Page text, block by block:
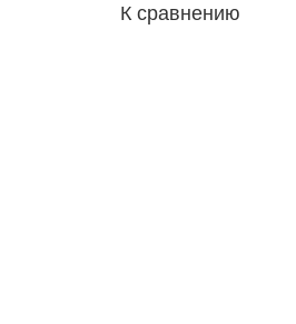
К сравнению